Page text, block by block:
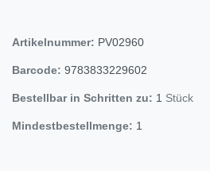
Artikelnummer: PV02960
Barcode: 9783833229602
Bestellbar in Schritten zu: 1 Stück
Mindestbestellmenge: 1